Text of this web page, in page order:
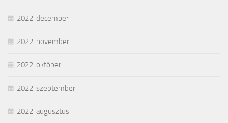
2022. december
2022. november
2022. október
2022. szeptember
2022. augusztus